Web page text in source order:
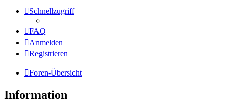
Schnellzugriff
FAQ
Anmelden
Registrieren
Foren-Übersicht
Information